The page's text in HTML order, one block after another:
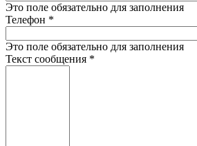
Это поле обязательно для заполнения
Телефон *
Это поле обязательно для заполнения
Текст сообщения *